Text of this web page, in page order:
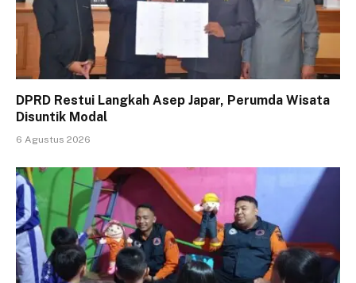
DPRD Restui Langkah Asep Japar, Perumda Wisata
Disuntik Modal
6 Agustus 2026